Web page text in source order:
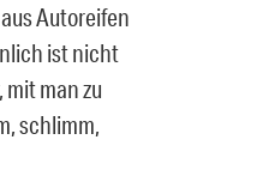
Autoreifen
ist nicht
man zu
schlimm,